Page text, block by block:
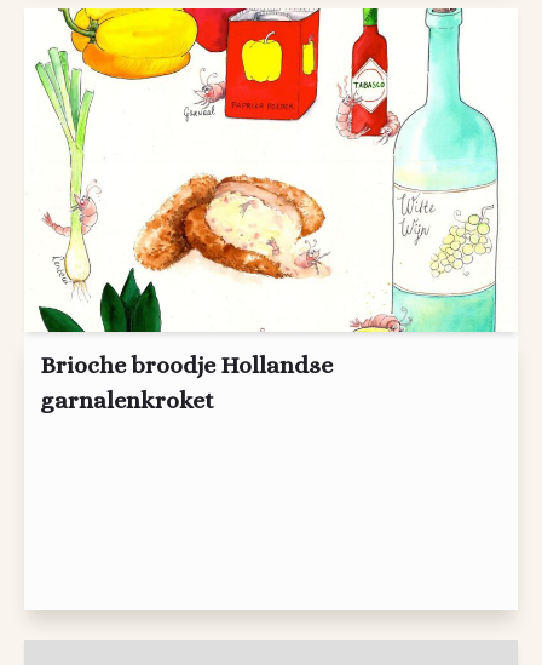
Brioche broodje Hollandse
garnalenkroket